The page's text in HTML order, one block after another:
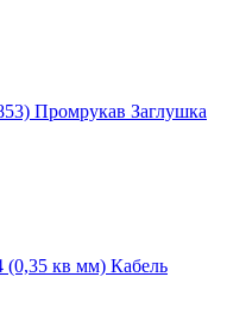
Промрукав Заглушка
кв мм) Кабель